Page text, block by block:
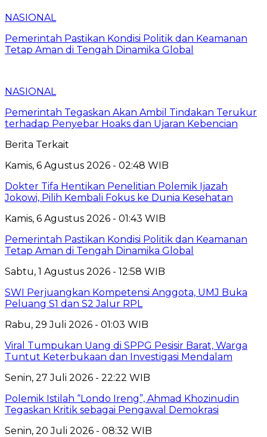
NASIONAL
Pemerintah Pastikan Kondisi Politik dan Keamanan
Tetap Aman di Tengah Dinamika Global
NASIONAL
Pemerintah Tegaskan Akan Ambil Tindakan Terukur
terhadap Penyebar Hoaks dan Ujaran Kebencian
Berita Terkait
Kamis, 6 Agustus 2026 - 02:48 WIB
Dokter Tifa Hentikan Penelitian Polemik Ijazah
Jokowi, Pilih Kembali Fokus ke Dunia Kesehatan
Kamis, 6 Agustus 2026 - 01:43 WIB
Pemerintah Pastikan Kondisi Politik dan Keamanan
Tetap Aman di Tengah Dinamika Global
Sabtu, 1 Agustus 2026 - 12:58 WIB
SWI Perjuangkan Kompetensi Anggota, UMJ Buka
Peluang S1 dan S2 Jalur RPL
Rabu, 29 Juli 2026 - 01:03 WIB
Viral Tumpukan Uang di SPPG Pesisir Barat, Warga
Tuntut Keterbukaan dan Investigasi Mendalam
Senin, 27 Juli 2026 - 22:22 WIB
Polemik Istilah “Londo Ireng”, Ahmad Khozinudin
Tegaskan Kritik sebagai Pengawal Demokrasi
Senin, 20 Juli 2026 - 08:32 WIB